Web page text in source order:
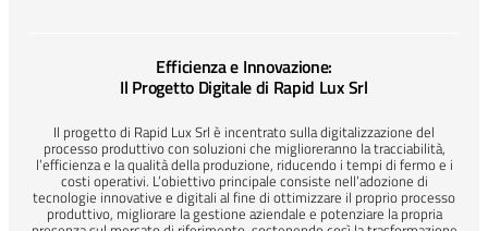
Efficienza e Innovazione:
Il Progetto Digitale di Rapid Lux Srl
Il progetto di Rapid Lux Srl è incentrato sulla digitalizzazione del
processo produttivo con soluzioni che miglioreranno la tracciabilità,
l’efficienza e la qualità della produzione, riducendo i tempi di fermo e i
costi operativi. L’obiettivo principale consiste nell’adozione di
tecnologie innovative e digitali al fine di ottimizzare il proprio processo
produttivo, migliorare la gestione aziendale e potenziare la propria